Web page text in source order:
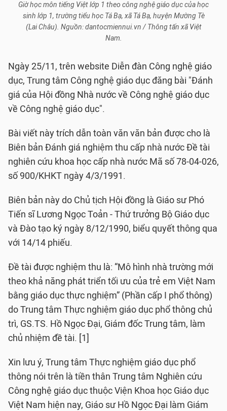
Giờ học môn tiếng Việt lớp 1 theo công nghệ giáo dục của học
sinh lớp 1, trường tiểu học Tá Bạ, xã Tá Bạ, huyện Mường Tè
(Lai Châu). Nguồn: dantocmiennui.vn / Thông tấn xã Việt
Nam.
Ngày 25/11, trên website Diễn đàn Công nghệ giáo
dục, Trung tâm Công nghệ giáo dục đăng bài "Đánh
giá của Hội đồng Nhà nước về Công nghệ giáo dục
về Công nghệ giáo dục".
Bài viết này trích dẫn toàn văn văn bản được cho là
Biên bản Đánh giá nghiệm thu cấp nhà nước Đề tài
nghiên cứu khoa học cấp nhà nước Mã số 78-04-026,
số 900/KHKT ngày 4/3/1991.
Biên bản này do Chủ tịch Hội đồng là Giáo sư Phó
Tiến sĩ Lương Ngọc Toản - Thứ trưởng Bộ Giáo dục
và Đào tạo ký ngày 8/12/1990, biểu quyết thông qua
với 14/14 phiếu.
Đề tài được nghiệm thu là: “Mô hình nhà trường mới
theo khả năng phát triển tối ưu của trẻ em Việt Nam
bằng giáo dục thực nghiệm” (Phần cấp I phổ thông)
do Trung tâm Thực nghiệm giáo dục phổ thông chủ
trì, GS.TS. Hồ Ngọc Đại, Giám đốc Trung tâm, làm
chủ nhiệm đề tài. [1]
Xin lưu ý, Trung tâm Thực nghiệm giáo dục phổ
thông nói trên là tiền thân Trung tâm Nghiên cứu
Công nghệ giáo dục thuộc Viện Khoa học Giáo dục
Việt Nam hiện nay, Giáo sư Hồ Ngọc Đại làm Giám